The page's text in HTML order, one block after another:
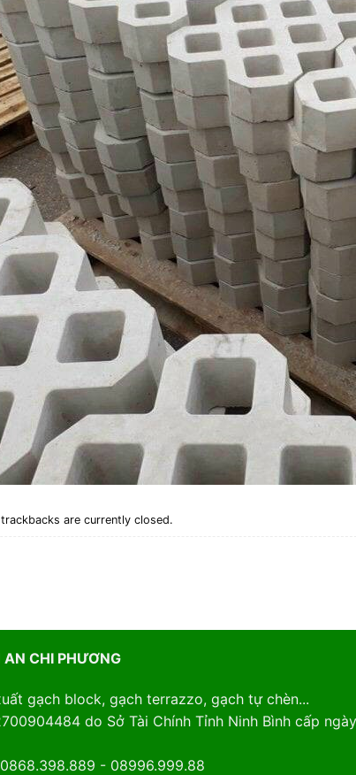
are currently closed.
CHI PHƯƠNG
gạch block, gạch terrazzo, gạch tự chèn...
do Sở Tài Chính Tỉnh Ninh Bình cấp ngày
0868.398.889 - 08996.999.88